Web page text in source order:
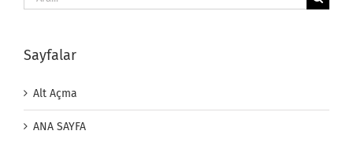
Sayfalar
Alt Açma
ANA SAYFA